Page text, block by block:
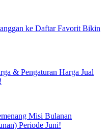
ke Daftar Favorit Bikin
& Pengaturan Harga Jual
Misi Bulanan
Periode Juni!